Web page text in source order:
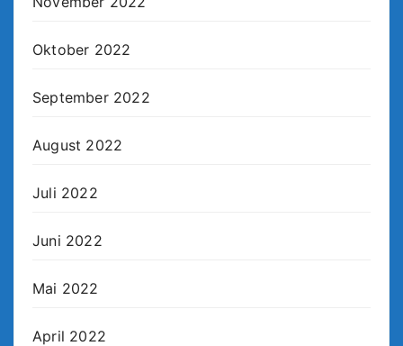
Oktober 2022
September 2022
August 2022
Juli 2022
Juni 2022
Mai 2022
April 2022